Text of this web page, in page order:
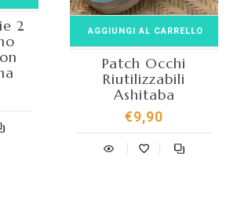
2
AGGIUNGI AL CARRELLO
Patch Occhi
Riutilizzabili
Ashitaba
€9,90